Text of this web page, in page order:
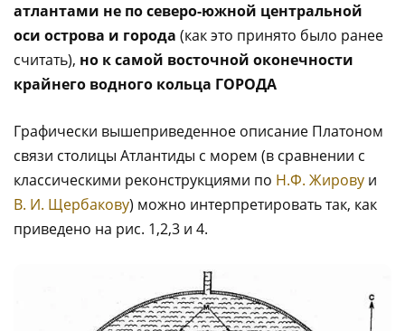
атлантами не по северо-южной центральной
оси острова и города (как это принято было ранее
считать), но к самой восточной оконечности
крайнего водного кольца ГОРОДА
Графически вышеприведенное описание Платоном
связи столицы Атлантиды с морем (в сравнении с
классическими реконструкциями по Н.Ф. Жирову и
В. И. Щербакову) можно интерпретировать так, как
приведено на рис. 1,2,3 и 4.